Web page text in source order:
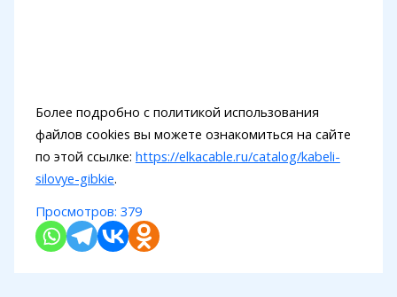
Более подробно с политикой использования
файлов cookies вы можете ознакомиться на сайте
по этой ссылке: https://elkacable.ru/catalog/kabeli-
silovye-gibkie.
Просмотров: 379